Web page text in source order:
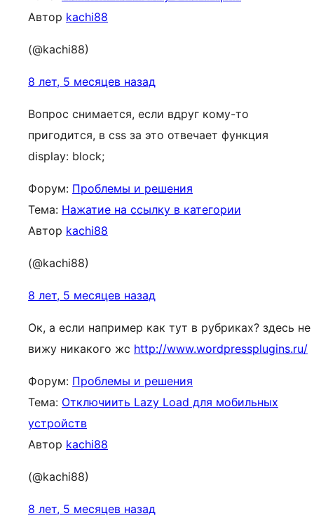
Автор kachi88
(@kachi88)
8 лет, 5 месяцев назад
Вопрос снимается, если вдруг кому-то
пригодится, в css за это отвечает функция
display: block;
Форум: Проблемы и решения
Тема: Нажатие на ссылку в категории
Автор kachi88
(@kachi88)
8 лет, 5 месяцев назад
Ок, а если например как тут в рубриках? здесь не
вижу никакого жс http://www.wordpressplugins.ru/
Форум: Проблемы и решения
Тема: Отключиить Lazy Load для мобильных
устройств
Автор kachi88
(@kachi88)
8 лет, 5 месяцев назад